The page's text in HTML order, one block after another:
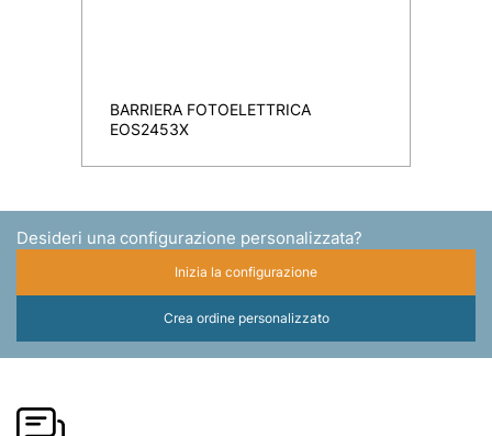
BARRIERA FOTOELETTRICA
EOS2453X
Desideri una configurazione personalizzata?
Inizia la configurazione
Crea ordine personalizzato